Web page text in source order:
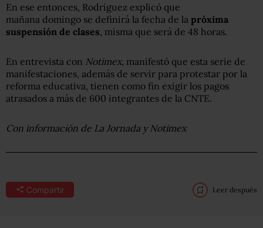
En ese entonces, Rodríguez explicó que
mañana domingo se definirá la fecha de la próxima
suspensión de clases , misma que será de 48 horas.
En entrevista con Notimex, manifestó que esta serie de
manifestaciones, además de servir para protestar por la
reforma educativa, tienen como fin exigir los pagos
atrasados a más de 600 integrantes de la CNTE.
Con información de La Jornada y Notimex
Compartir Leer después